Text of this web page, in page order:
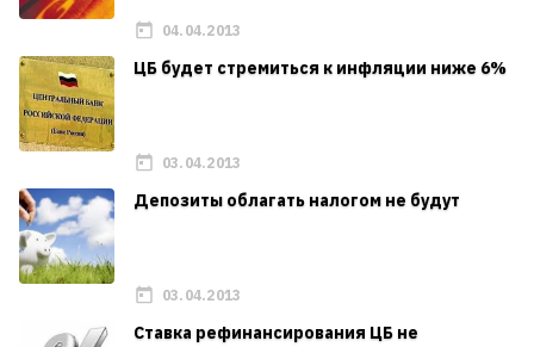
04.04.2013
ЦБ будет стремиться к инфляции ниже 6%
03.04.2013
Депозиты облагать налогом не будут
03.04.2013
Ставка рефинансирования ЦБ не